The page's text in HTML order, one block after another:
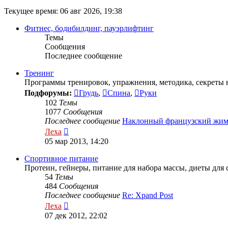
Текущее время: 06 авг 2026, 19:38
Фитнес, бодибилдинг, пауэрлифтинг
Темы
Сообщения
Последнее сообщение
Тренинг
Программы тренировок, упражнения, методика, секреты
Подфорумы:
Грудь, Спина,
Руки
102 Темы
1077 Сообщения
Последнее сообщение Наклонный французский жим
Леха
к
сообщению
05 мар 2013, 14:20
Спортивное питание
Протеин, гейнеры, питание для набора массы, диеты для
54 Темы
484 Сообщения
Последнее сообщение Re: Xpand Post
Леха
к
07 дек 2012, 22:02